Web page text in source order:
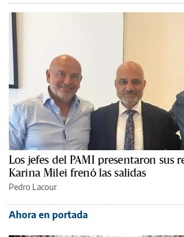
Los jefes del PAMI presentaron sus
Karina Milei frenó las salidas
Pedro Lacour
Ahora en portada